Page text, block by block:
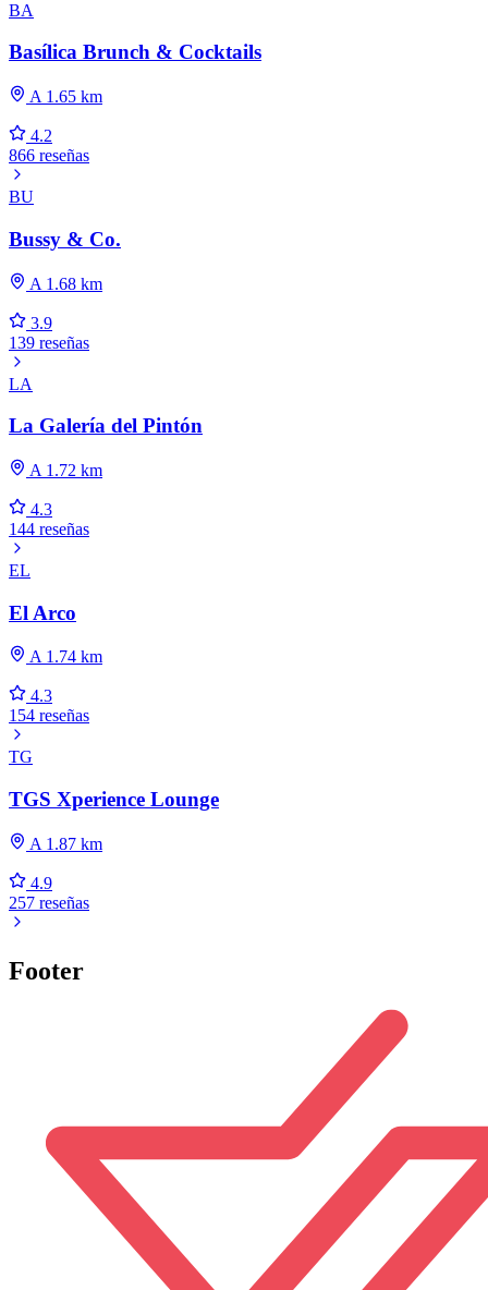
BA
Basílica Brunch & Cocktails
A 1.65 km
4.2
866 reseñas
BU
Bussy & Co.
A 1.68 km
3.9
139 reseñas
LA
La Galería del Pintón
A 1.72 km
4.3
144 reseñas
EL
El Arco
A 1.74 km
4.3
154 reseñas
TG
TGS Xperience Lounge
A 1.87 km
4.9
257 reseñas
Footer